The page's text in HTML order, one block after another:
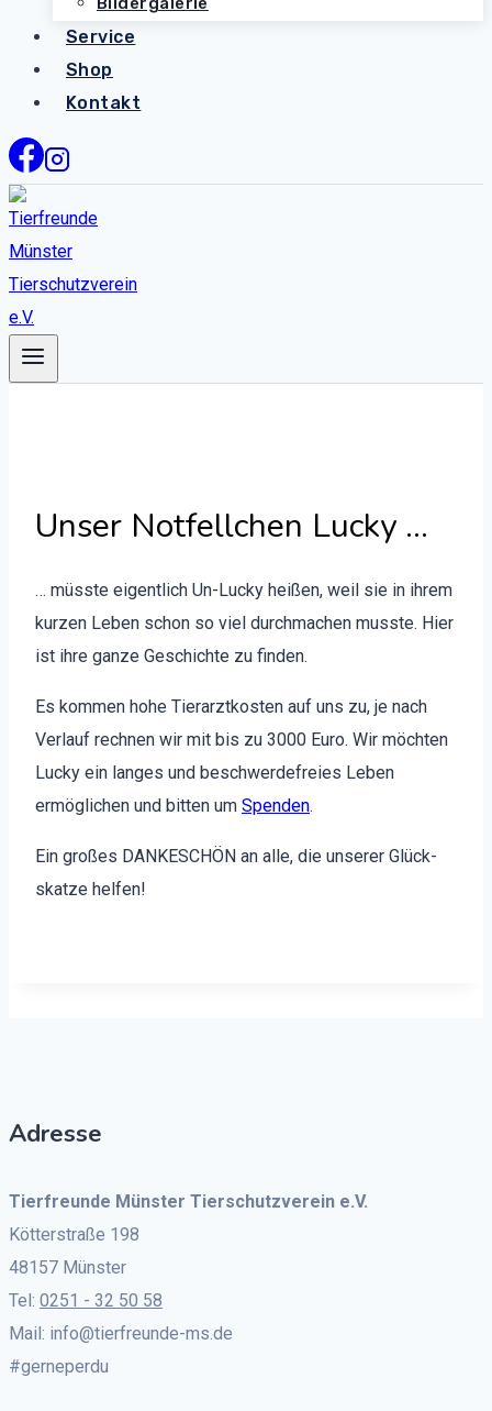
Service
Shop
Kontakt
Unser Notfellchen Lucky …
… müsste eigentlich Un-Lucky heißen, weil sie in ihrem
kurzen Leben schon so viel durch­machen musste. Hier
ist ihre ganze Geschichte zu find­en.
Es kom­men hohe Tier­arztkosten auf uns zu, je nach
Ver­lauf rech­nen wir mit bis zu 3000 Euro. Wir möcht­en
Lucky ein langes und beschw­erde­freies Leben
ermöglichen und bit­ten um Spenden.
Ein großes DANKESCHÖN an alle, die unser­er Glück­
skatze helfen!
Adresse
Tierfreunde Münster Tierschutzverein e.V.
Kötterstraße 198
48157 Münster
Tel: 0251 - 32 50 58
Mail: info@tierfreunde-ms.de
#gerneperdu